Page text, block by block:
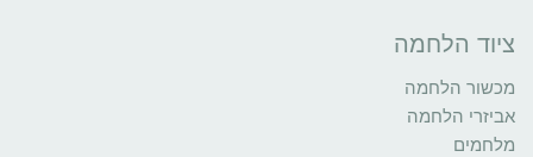
ציוד הלחמה
מכשור הלחמה
אביזרי הלחמה
מלחמים